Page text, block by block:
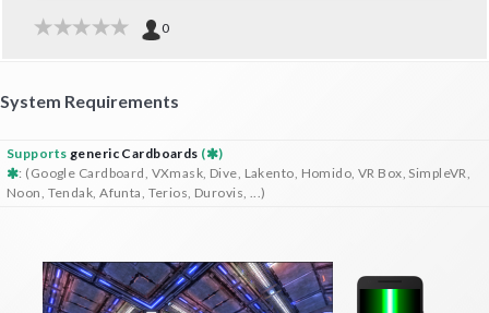
0
System Requirements
Supports generic Cardboards (
)
: (Google Cardboard, VXmask, Dive, Lakento, Homido, VR Box, SimpleVR,
Noon, Tendak, Afunta, Terios, Durovis, ...)